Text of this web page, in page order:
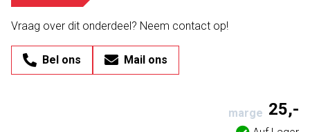
Vraag over dit onderdeel? Neem contact op!
Bel ons Mail ons
marge 25,-